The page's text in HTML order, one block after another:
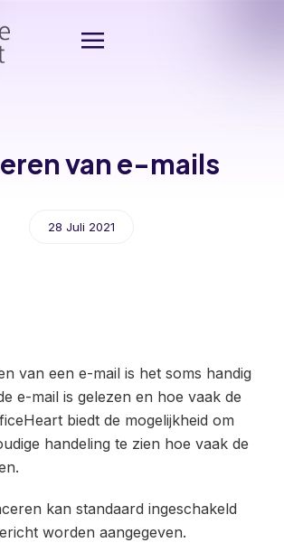
van e-mails
28 Juli 2021
van een e-mail is het soms handig
e-mail is gelezen en hoe vaak de
biedt de mogelijkheid om
handeling te zien hoe vaak de
kan standaard ingeschakeld
worden aangegeven.